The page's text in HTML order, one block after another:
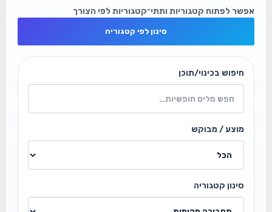
אפשר לפתוח קטגוריות ותתי־קטגוריות לפי הצורך
סינון לפי קטגוריה
חיפוש בכינוי/תוכן
מוצע / מבוקש
סינון קטגוריה